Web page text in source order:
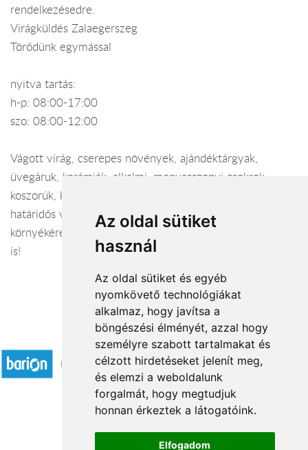
Az oldal sütiket
használ
Az oldal sütiket és egyéb
nyomkövető technológiákat
alkalmaz, hogy javítsa a
böngészési élményét, azzal hogy
személyre szabott tartalmakat és
célzott hirdetéseket jelenít meg,
és elemzi a weboldalunk
forgalmát, hogy megtudjuk
honnan érkeztek a látogatóink.
Elfogadom
rendelkezésedre.
Virágküldés Zalaegerszeg
Törődünk egymással
nyitva tartás:
h-p: 08:00-17:00
szo: 08:00-12:00
Vágott virág, cserepes növények, ajándéktárgyak,
üvegáruk, kerámiák, alkalmi, menyasszonyi csokrok,
koszorúk, kegyeleti készítmények nagy választékban,
határidős vállalással. Virág küldés Zalaegerszegre,
környékére és az ország egész területére, sőt külföldre
is!
Elfogadott fizetési módok
Á.SZ.F.